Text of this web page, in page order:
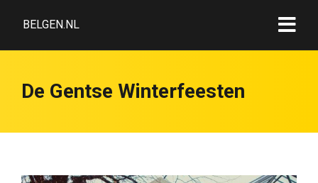
BELGEN.NL
De Gentse Winterfeesten